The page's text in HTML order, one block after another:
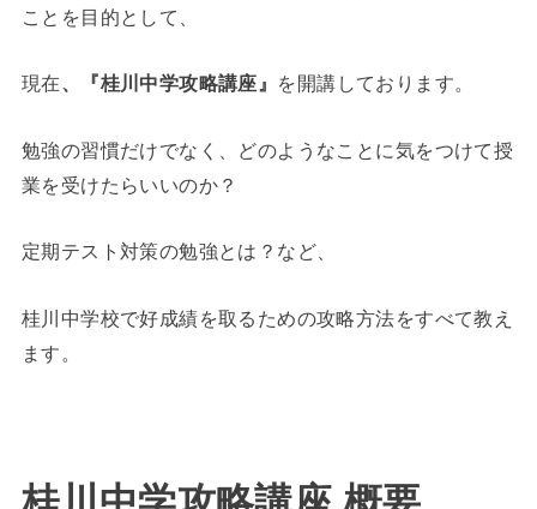
ことを目的として、
現在、『桂川中学攻略講座』 を開講しております。
勉強の習慣だけでなく、どのようなことに気をつけて授
業を受けたらいいのか？
定期テスト対策の勉強とは？など、
桂川中学校で好成績を取るための攻略方法をすべて教え
ます。